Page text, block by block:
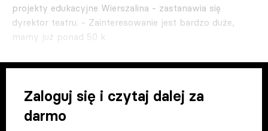
projekty edukacyjne Wierszalina - zastanawia się
dyrektor teatru. - Zainteresowanie jest bardzo duże,
mamy już ponad 50 k
Zaloguj się i czytaj dalej za
darmo